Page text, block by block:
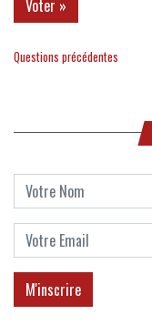
Questions précédentes